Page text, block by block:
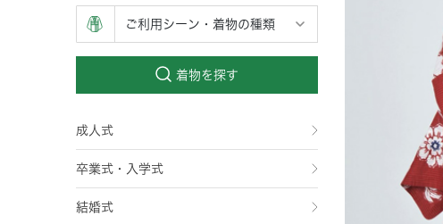
着物を探す
成人式
卒業式・入学式
結婚式